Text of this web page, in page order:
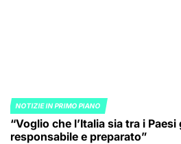
POSTED
IN
NOTIZIE IN PRIMO PIANO
“Voglio che l’Italia sia tra i
responsabile e preparato”